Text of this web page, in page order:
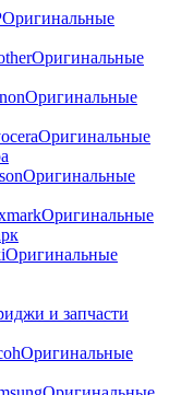
Оригинальные
Оригинальные
Оригинальные
Оригинальные
Оригинальные
Оригинальные
Оригинальные
и запчасти
Оригинальные